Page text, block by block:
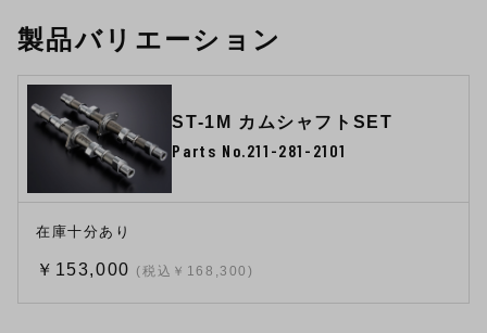
製品バリエーション
ST-1M カムシャフトSET
Parts No.211-281-2101
在庫十分あり
￥153,000 (税込￥168,300)